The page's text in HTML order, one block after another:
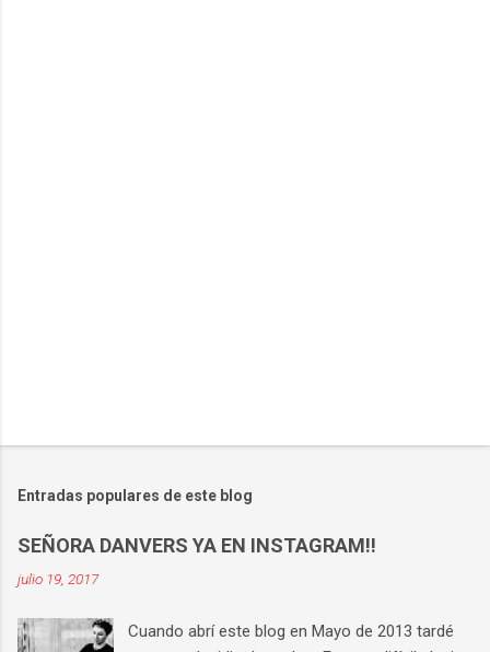
Entradas populares de este blog
SEÑORA DANVERS YA EN INSTAGRAM!!
julio 19, 2017
Cuando abrí este blog en Mayo de 2013 tardé